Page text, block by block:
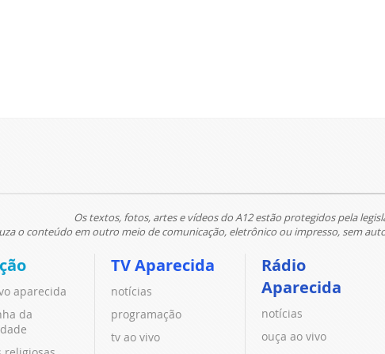
Os textos, fotos, artes e vídeos do A12 estão protegidos pela
o conteúdo em outro meio de comunicação, eletrônico ou impresso, sem
aparecida
da
TV Aparecida
notícias
programação
tv ao vivo
Rádio
Aparecida
notícias
ouça ao vivo